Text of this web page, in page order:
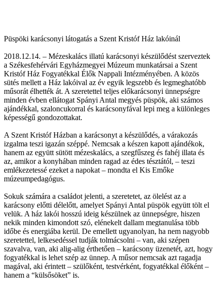
Püspöki karácsonyi látogatás a Szent Kristóf Ház lakóinál
2018.12.14. – Mézeskalács illatú karácsonyi készülődést szerveztek
a Székesfehérvári Egyházmegyei Múzeum munkatársai a Szent
Kristóf Ház Fogyatékkal Élők Nappali Intézményében. A közös
sütés mellett a Ház lakóival az év egyik legszebb és legmeghatóbb
műsorát élhették át. A szeretettel teljes előkarácsonyi ünnepségre
minden évben ellátogat Spányi Antal megyés püspök, aki számos
ajándékkal, szaloncukorral és karácsonyfával lepi meg a különleges
képességű gondozottakat.
A Szent Kristóf Házban a karácsonyt a készülődés, a várakozás
izgalma teszi igazán széppé. Nemcsak a készen kapott ajándékok,
hanem az együtt sütött mézeskalács, a szegfűszeg és fahéj illata és
az, amikor a konyhában minden ragad az édes tésztától, – teszi
emlékezetessé ezeket a napokat – mondta el Kis Emőke
múzeumpedagógus.
Sokuk számára a családot jelenti, a szeretetet, az ölelést az a
karácsony előtti délelőtt, amelyet Spányi Antal püspök együtt tölt el
velük. A ház lakói hosszú ideig készülnek az ünnepségre, hiszen
nekik minden kimondott szó, elénekelt dallam megtanulása több
időbe és energiába kerül. De emellett ugyanolyan, ha nem nagyobb
szeretettel, lelkesedéssel tudják tolmácsolni – van, aki szépen
szavalva, van, aki alig-alig érthetően – karácsony üzenetét, azt, hogy
fogyatékkal is lehet szép az ünnep. A műsor nemcsak azt ragadja
magával, aki érintett – szülőként, testvérként, fogyatékkal élőként –
hanem a “külsősöket” is.